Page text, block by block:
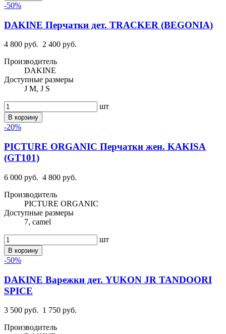
-50%
DAKINE Перчатки дет. TRACKER (BEGONIA)
4 800 руб. 2 400 руб.
Производитель
DAKINE
Доступные размеры
J M, J S
шт
В корзину
-20%
PICTURE ORGANIC Перчатки жен. KAKISA
(GT101)
6 000 руб. 4 800 руб.
Производитель
PICTURE ORGANIC
Доступные размеры
7, camel
шт
В корзину
-50%
DAKINE Варежки дет. YUKON JR TANDOORI
SPICE
3 500 руб. 1 750 руб.
Производитель